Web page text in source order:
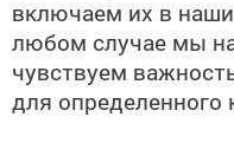
включаем их в
любом случае мы
чувствуем
для определенного